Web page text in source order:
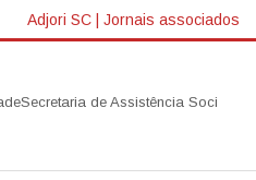
Adjori SC | Jornais associados
de Assistência Social realiza